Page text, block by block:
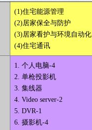
(1)住宅能源管理
(2)居家保全与防护
(3)居家看护与环境自动化
(4)住宅通讯
1. 个人电脑-4
2. 单枪投影机
3. 集线器
4. Video server-2
5. DVR-1
6. 摄影机-4